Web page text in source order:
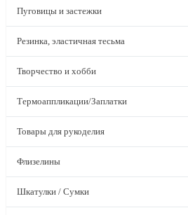
Пуговицы и застежки
Резинка, эластичная тесьма
Творчество и хобби
Термоаппликации/Заплатки
Товары для рукоделия
Флизелины
Шкатулки / Сумки